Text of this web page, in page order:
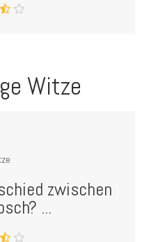
Witze
zwischen
...